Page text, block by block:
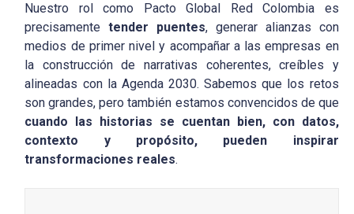
Nuestro rol como Pacto Global Red Colombia es
precisamentetender puentes, generar alianzas con
medios de primer nivel y acompañar a las empresas en
la construcción de narrativas coherentes, creíbles y
alineadas con la Agenda 2030. Sabemos que los retos
son grandes, pero también estamos convencidos de que
cuando las historias se cuentan bien, con datos,
contexto y propósito, pueden inspirar
transformaciones reales.